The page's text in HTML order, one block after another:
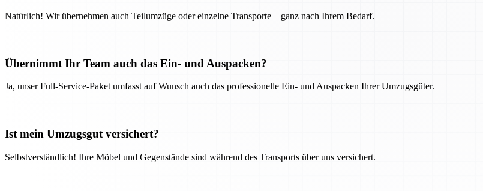
Natürlich! Wir übernehmen auch Teilumzüge oder einzelne Transporte – ganz nach Ihrem Bedarf.
Übernimmt Ihr Team auch das Ein- und Auspacken?
Ja, unser Full-Service-Paket umfasst auf Wunsch auch das professionelle Ein- und Auspacken Ihrer Umzugsgüter.
Ist mein Umzugsgut versichert?
Selbstverständlich! Ihre Möbel und Gegenstände sind während des Transports über uns versichert.